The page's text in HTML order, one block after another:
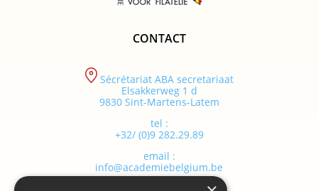
CONTACT
Sécrétariat ABA secretariaat
Elsakkerweg 1 d
9830 Sint-Martens-Latem
tel :
+32/ (0)9 282.29.89
email :
info@academiebelgium.be